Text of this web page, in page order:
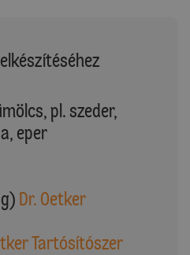
pl. szeder,
eper
Dr. Oetker
Tartósítószer